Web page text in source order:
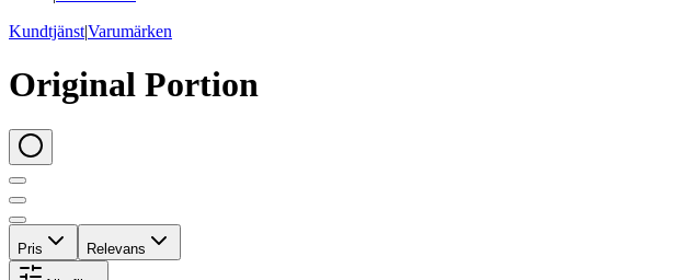
Kundtjänst|Varumärken
Original Portion
Pris Relevans